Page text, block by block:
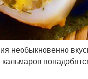
необыкновенно